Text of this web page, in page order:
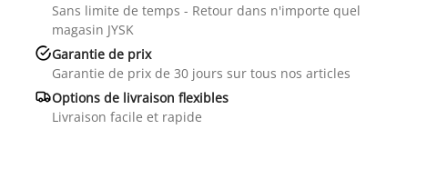
Sans limite de temps - Retour dans n'importe quel
magasin JYSK
Garantie de prix
Garantie de prix de 30 jours sur tous nos articles
Options de livraison flexibles
Livraison facile et rapide